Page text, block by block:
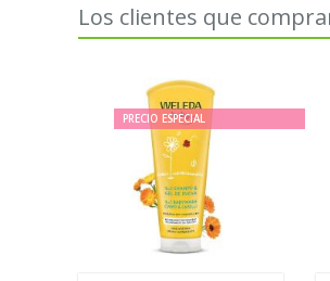
Los clientes que
PRECIO ESPECIAL